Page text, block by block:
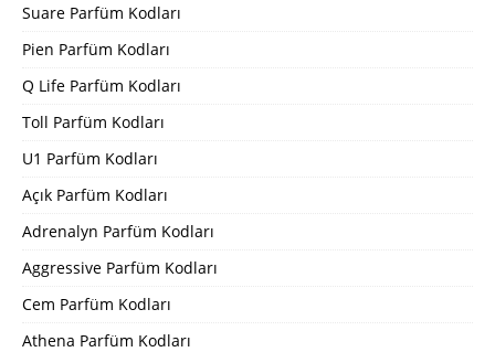
Suare Parfüm Kodları
Pien Parfüm Kodları
Q Life Parfüm Kodları
Toll Parfüm Kodları
U1 Parfüm Kodları
Açık Parfüm Kodları
Adrenalyn Parfüm Kodları
Aggressive Parfüm Kodları
Cem Parfüm Kodları
Athena Parfüm Kodları